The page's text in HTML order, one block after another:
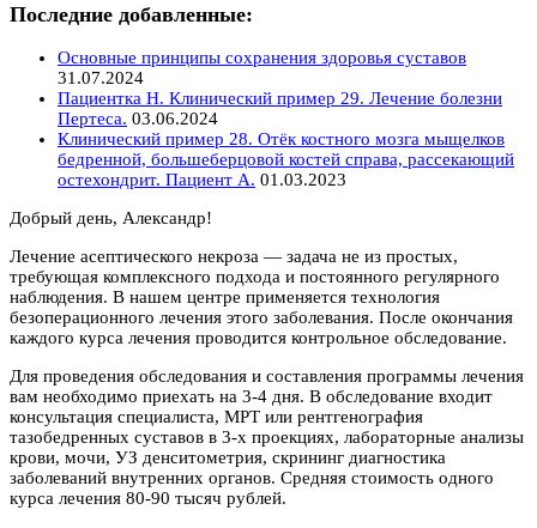
Последние добавленные:
Основные принципы сохранения здоровья суставов
31.07.2024
Пациентка Н. Клинический пример 29. Лечение болезни
Пертеса. 03.06.2024
Клинический пример 28. Отёк костного мозга мыщелков
бедренной, большеберцовой костей справа, рассекающий
остехондрит. Пациент А. 01.03.2023
Добрый день, Александр!
Лечение асептического некроза — задача не из простых,
требующая комплексного подхода и постоянного регулярного
наблюдения. В нашем центре применяется технология
безоперационного лечения этого заболевания. После окончания
каждого курса лечения проводится контрольное обследование.
Для проведения обследования и составления программы лечения
вам необходимо приехать на 3-4 дня. В обследование входит
консультация специалиста, МРТ или рентгенография
тазобедренных суставов в 3-х проекциях, лабораторные анализы
крови, мочи, УЗ денситометрия, скрининг диагностика
заболеваний внутренних органов. Средняя стоимость одного
курса лечения 80-90 тысяч рублей.